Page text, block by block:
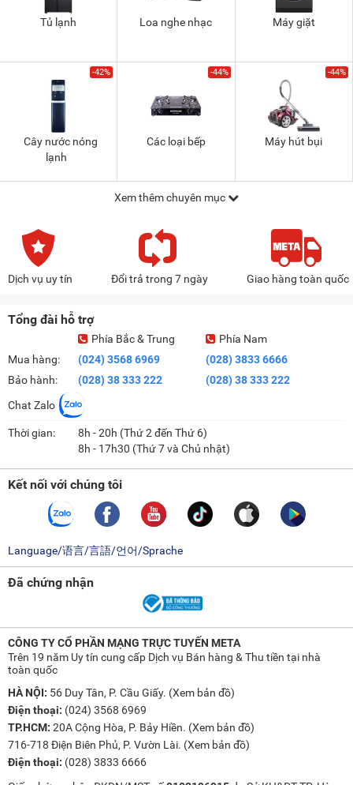
Tủ lạnh Loa nghe nhạc Máy giặt
-42%
Cây nước nóng
lạnh
-44%
Các loại bếp
-44%
Máy hút bụi
Xem thêm chuyên mục
Dịch vụ uy tín Đổi trả trong 7 ngày Giao hàng toàn quốc
Tổng đài hỗ trợ
Mua hàng:
Bảo hành:
Phía Bắc & Trung
(024) 3568 6969
(028) 38 333 222
Phía Nam
(028) 3833 6666
(028) 38 333 222
Chat Zalo
Thời gian:
8h - 20h (Thứ 2 đến Thứ 6)
8h - 17h30 (Thứ 7 và Chủ nhật)
Kết nối với chúng tôi
Language/语言/言語/언어/Sprache
Đã chứng nhận
CÔNG TY CỔ PHẦN MẠNG TRỰC TUYẾN META
Trên 19 năm Uy tín cung cấp Dịch vụ Bán hàng & Thu tiền tại nhà
toàn quốc
HÀ NỘI: 56 Duy Tân, P. Cầu Giấy. (Xem bản đồ)
Điện thoại: (024) 3568 6969
TP.HCM: 20A Cộng Hòa, P. Bảy Hiền. (Xem bản đồ)
716-718 Điện Biên Phủ, P. Vườn Lài. (Xem bản đồ)
Điện thoại: (028) 3833 6666